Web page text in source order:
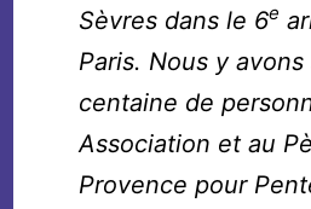
Sèvres dans le 6e
Paris. Nous y
centaine de
Association et au
Provence pour